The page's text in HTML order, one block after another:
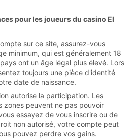
pour les joueurs du casino El
sur ce site, assurez-vous
minimum, qui est généralement 18
ont un âge légal plus élevé. Lors
toujours une pièce d'identité
date de naissance.
autorise la participation. Les
zones peuvent ne pas pouvoir
essayez de vous inscrire ou de
non autorisé, votre compte peut
pouvez perdre vos gains.